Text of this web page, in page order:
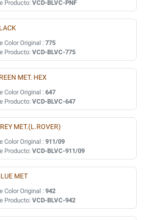
Producto: VCD-BLVC-PNF
Color Original : 775
Producto: VCD-BLVC-775
MET. HEX
Color Original : 647
Producto: VCD-BLVC-647
MET.(L.ROVER)
Color Original : 911/09
Producto: VCD-BLVC-911/09
MET
Color Original : 942
Producto: VCD-BLVC-942